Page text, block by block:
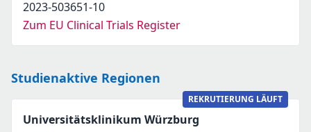
2023-503651-10
Zum EU Clinical Trials Register
Studienaktive Regionen
REKRUTIERUNG LÄUFT
Universitätsklinikum Würzburg